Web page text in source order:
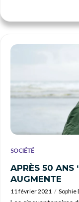
SOCIÉTÉ
APRÈS 50 ANS
AUGMENTE
11 février 2021 Sophie